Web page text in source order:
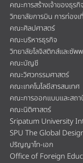
คณะการสร้างเจ้าของธุรกิ
วิทยาลัยการบิน การท่องเ
คณะศิลปศาสตร์
คณะบริหารธุรกิจ
วิทยาลัยโลจิสติกส์และซัพ
คณะบัญชี
คณะวิศวกรรมศาสตร์
คณะเทคโนโลยีสารสนเทศ
คณะการออกแบบและสถ
คณะนิติศาสตร์
Sripatum University
SPU The Global
ปริญญาโท-เอก
Office of Foreign